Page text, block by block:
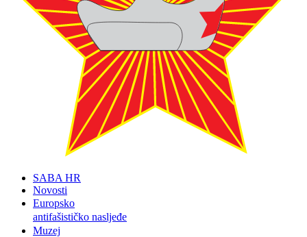
SABA HR
Novosti
Europsko
antifašističko nasljeđe
Muzej